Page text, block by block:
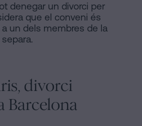
denegar un divorci per
que el conveni és
un dels membres de la
divorci
Barcelona